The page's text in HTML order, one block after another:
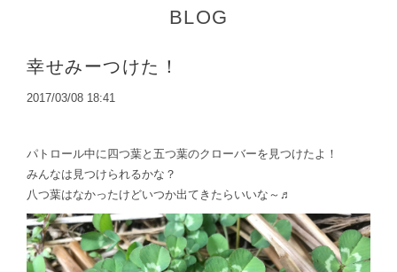
BLOG
幸せみーつけた！
2017/03/08 18:41
パトロール中に四つ葉と五つ葉のクローバーを見つけたよ！
みんなは見つけられるかな？
八つ葉はなかったけどいつか出てきたらいいな～♬